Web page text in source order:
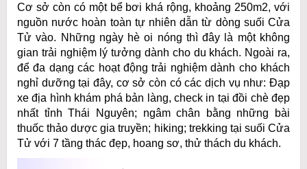
Cơ sở còn có một bể bơi khá rộng, khoảng 250m2, với
nguồn nước hoàn toàn tự nhiên dẫn từ dòng suối Cửa
Tử vào. Những ngày hè oi nóng thì đây là một không
gian trải nghiệm lý tưởng dành cho du khách. Ngoài ra,
để đa dạng các hoạt động trải nghiệm dành cho khách
nghỉ dưỡng tại đây, cơ sở còn có các dịch vụ như: Đạp
xe địa hình khám phá bản làng, check in tại đồi chè đẹp
nhất tỉnh Thái Nguyên; ngâm chân bằng những bài
thuốc thảo dược gia truyền; hiking; trekking tại suối Cửa
Tử với 7 tầng thác đẹp, hoang sơ, thử thách du khách.